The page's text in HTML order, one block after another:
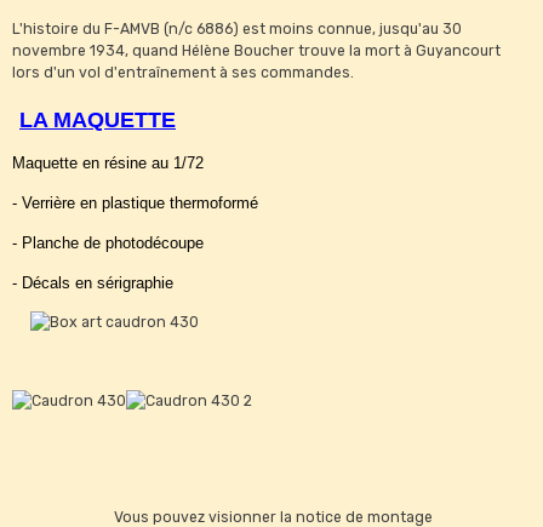
L'histoire du F-AMVB (n/c 6886) est moins connue, jusqu'au 30
novembre 1934, quand Hélène Boucher trouve la mort à Guyancourt
lors d'un vol d'entraînement à ses commandes.
LA MAQUETTE
Maquette en résine au 1/72
- Verrière en plastique thermoformé
- Planche de photodécoupe
- Décals en sérigraphie
Vous pouvez visionner la notice de montage